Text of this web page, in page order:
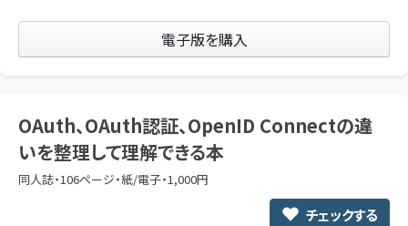
電子版を購入
OAuth、OAuth認証、OpenID Connectの違
いを整理して理解できる本
同人誌・106ページ・紙/電子・1,000円
チェックする